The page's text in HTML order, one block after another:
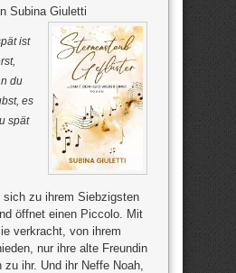
Subina Giuletti
ist
du
es
spät
sich zu ihrem Siebzigsten
öffnet einen Piccolo. Mit
verkracht, von ihrem
nur ihre alte Freundin
ihr. Und ihr Neffe Noah,